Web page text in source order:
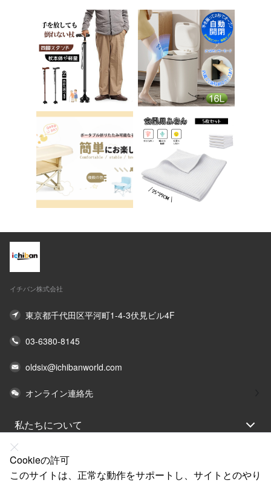
学習チェア オフィス
チェア パソコンチェ
ア ベロア調 インテリ
ア 椅子 イス 在宅ワ
ーク アシェル ブリリ
アント C-56
供用 便座 トイレ補助
踏み台 男の子 女の子
子供 子ども トイトレ
送料無料 ステップ ス
テップ台 トイレ D-2
8
イチバン株式会社
東京都千代田区平河町1-4-3伏見ビル4F
03-6380-8145
oldsix@ichibanworld.com
オンライン連絡先
私たちについて
法律声明
ヘルプ
Cookieの許可
このサイトは、正常な動作をサポートし、サイトとのやり